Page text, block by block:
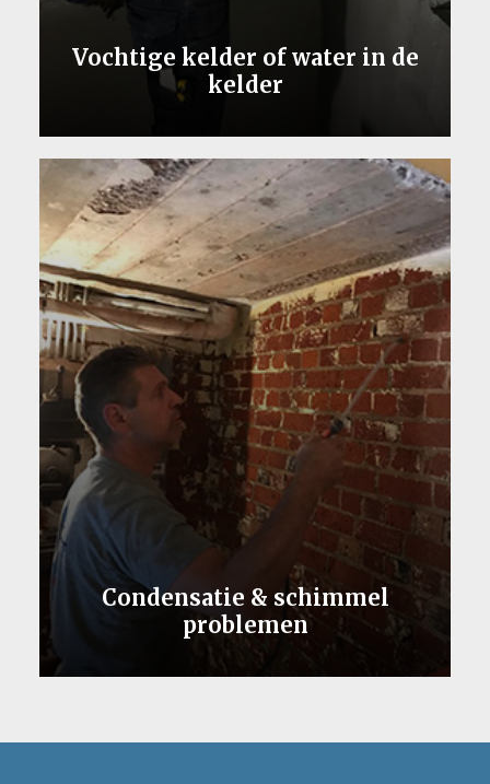
Vochtige kelder of water in de
kelder
Condensatie & schimmel
problemen